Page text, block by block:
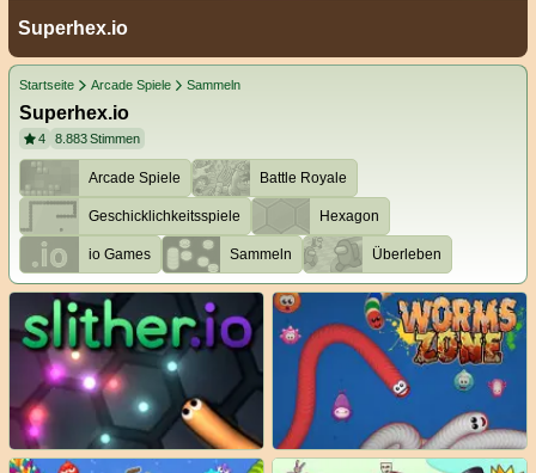
Superhex.io
Startseite Arcade Spiele Sammeln
Superhex.io
4 8.883Stimmen
Arcade Spiele Battle Royale
Geschicklichkeitsspiele Hexagon
io Games Sammeln Überleben